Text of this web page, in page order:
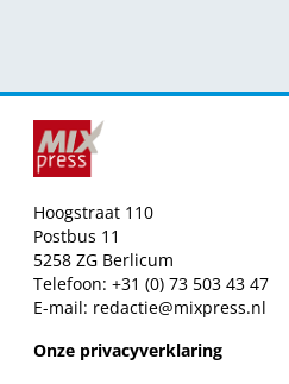
Hoogstraat 110
Postbus 11
5258 ZG Berlicum
Telefoon: +31 (0) 73 503 43 47
E-mail: redactie@mixpress.nl
Onze privacyverklaring